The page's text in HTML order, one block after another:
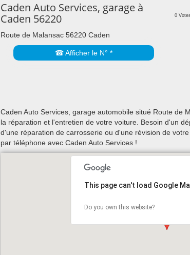
Caden Auto Services, garage à
Caden 56220
0 Votes
Route de Malansac 56220 Caden
☎ Afficher le N° *
Caden Auto Services, garage automobile situé Route de
la réparation et l'entretien de votre voiture. Besoin d'un
d'une réparation de carrosserie ou d'une révision de
par téléphone avec Caden Auto Services !
This page can't load Google
Do you own this website?